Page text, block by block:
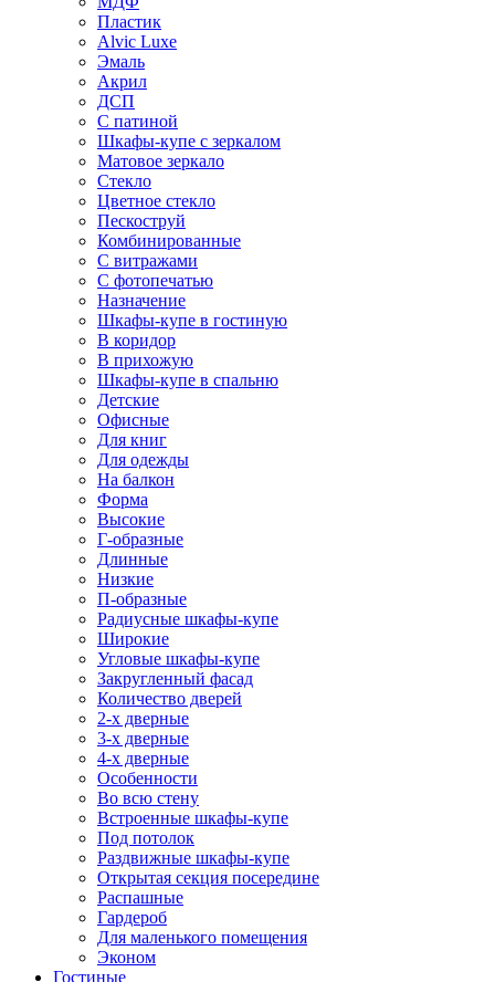
Пластик
Alvic Luxe
Эмаль
Акрил
ДСП
С патиной
Шкафы-купе с зеркалом
Матовое зеркало
Стекло
Цветное стекло
Пескоструй
Комбинированные
С витражами
С фотопечатью
Назначение
Шкафы-купе в гостиную
В коридор
В прихожую
Шкафы-купе в спальню
Детские
Офисные
Для книг
Для одежды
На балкон
Форма
Высокие
Г-образные
Длинные
Низкие
П-образные
Радиусные шкафы-купе
Широкие
Угловые шкафы-купе
Закругленный фасад
Количество дверей
2-х дверные
3-х дверные
4-х дверные
Особенности
Во всю стену
Встроенные шкафы-купе
Под потолок
Раздвижные шкафы-купе
Открытая секция посередине
Распашные
Гардероб
Для маленького помещения
Эконом
Гостиные